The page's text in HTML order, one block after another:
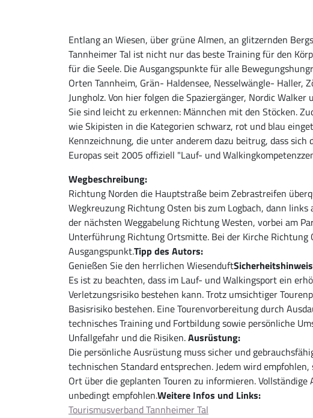
Entlang an Wiesen, über grüne Almen, an glitzernden
Tannheimer Tal ist nicht nur das beste Training für den
für die Seele. Die Ausgangspunkte für alle
Orten Tannheim, Grän- Haldensee, Nesselwängle- Haller,
Jungholz. Von hier folgen die Spaziergänger, Nordic Walker
Sie sind leicht zu erkennen: Männchen mit den Stöcken.
wie Skipisten in die Kategorien schwarz, rot und blau
Kennzeichnung, die unter anderem dazu beitrug, dass sich
Europas seit 2005 offiziell "Lauf- und
Wegbeschreibung:
Richtung Norden die Hauptstraße beim Zebrastreifen
Wegkreuzung Richtung Osten bis zum Logbach, dann links
der nächsten Weggabelung Richtung Westen, vorbei am
Unterführung Richtung Ortsmitte. Bei der Kirche Richtung
Ausgangspunkt.Tipp des Autors:
Genießen Sie den herrlichen Wiesenduft
Es ist zu beachten, dass im Lauf- und Walkingsport ein
Verletzungsrisiko bestehen kann. Trotz umsichtiger
Basisrisiko bestehen. Eine Tourenvorbereitung durch
technisches Training und Fortbildung sowie persönliche
Unfallgefahr und die Risiken.Ausrüstung:
Die persönliche Ausrüstung muss sicher und
technischen Standard entsprechen. Jedem wird
Ort über die geplanten Touren zu informieren.
unbedingt empfohlen.Weitere Infos und Links:
Tourismusverband Tannheimer Tal